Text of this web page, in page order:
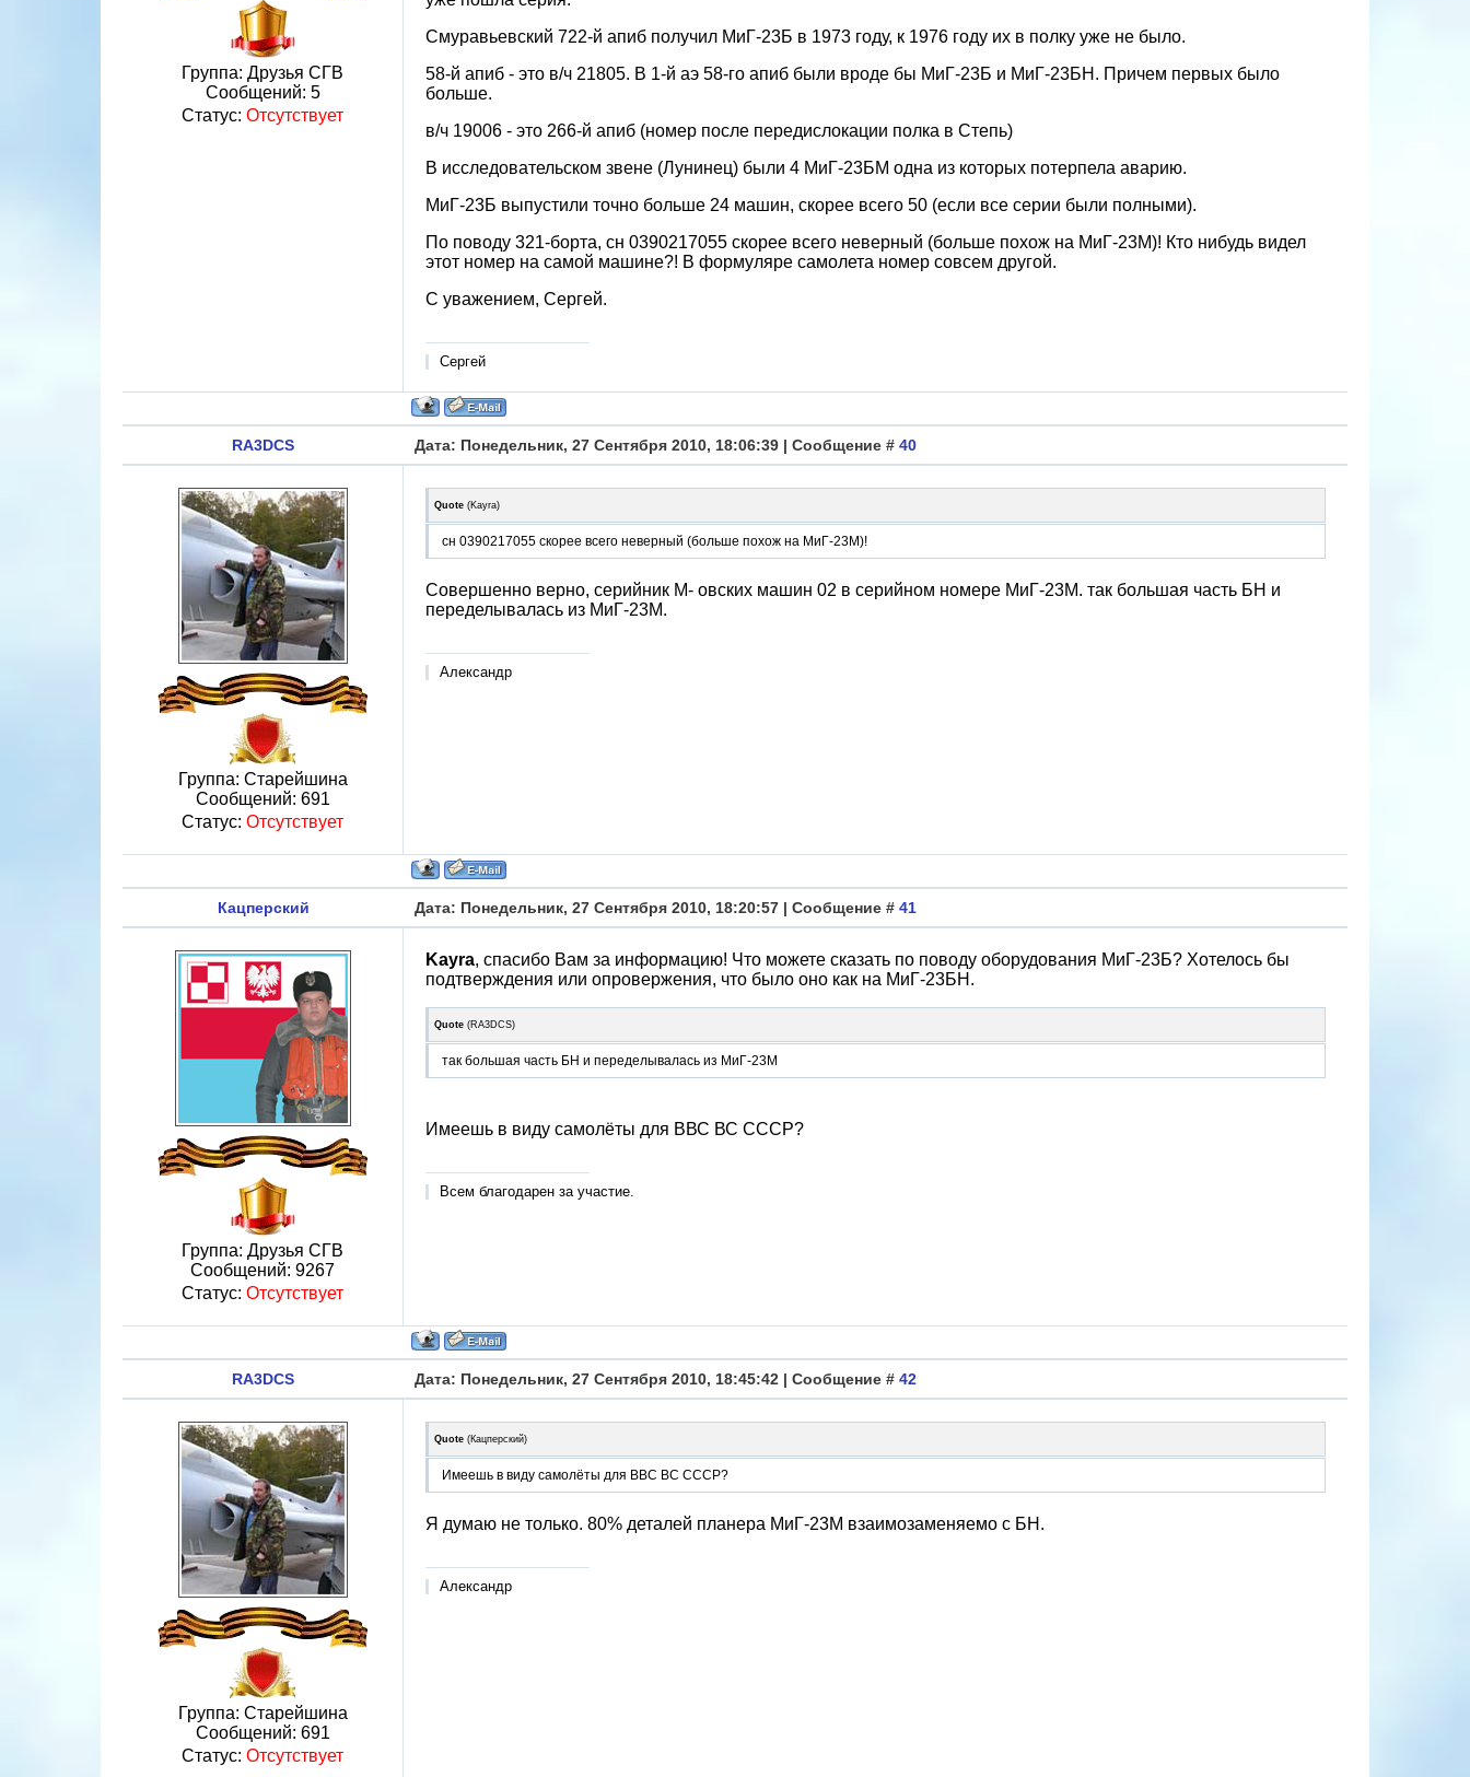
Группа: Друзья СГВ
Сообщений: 5
Статус: Отсутствует
Смуравьевский 722-й апиб получил МиГ-23Б в 1973 году, к 1976 году их в полку уже не было.
58-й апиб - это в/ч 21805. В 1-й аэ 58-го апиб были вроде бы МиГ-23Б и МиГ-23БН. Причем первых было
больше.
в/ч 19006 - это 266-й апиб (номер после передислокации полка в Степь)
В исследовательском звене (Лунинец) были 4 МиГ-23БМ одна из которых потерпела аварию.
МиГ-23Б выпустили точно больше 24 машин, скорее всего 50 (если все серии были полными).
По поводу 321-борта, сн 0390217055 скорее всего неверный (больше похож на МиГ-23М)! Кто нибудь видел
этот номер на самой машине?! В формуляре самолета номер совсем другой.
С уважением, Сергей.
Сергей
RA3DCS Дата: Понедельник, 27 Сентября 2010, 18:06:39 | Сообщение # 40
Группа: Старейшина
Сообщений: 691
Статус: Отсутствует
Quote (Kayra)
сн 0390217055 скорее всего неверный (больше похож на МиГ-23М)!
Совершенно верно, серийник М- овских машин 02 в серийном номере МиГ-23М. так большая часть БН и
переделывалась из МиГ-23М.
Александр
Кацперский Дата: Понедельник, 27 Сентября 2010, 18:20:57 | Сообщение # 41
Группа: Друзья СГВ
Сообщений: 9267
Статус: Отсутствует
Kayra, спасибо Вам за информацию! Что можете сказать по поводу оборудования МиГ-23Б? Хотелось бы
подтверждения или опровержения, что было оно как на МиГ-23БН.
Quote (RA3DCS)
так большая часть БН и переделывалась из МиГ-23М
Имеешь в виду самолёты для ВВС ВС СССР?
Всем благодарен за участие.
RA3DCS Дата: Понедельник, 27 Сентября 2010, 18:45:42 | Сообщение # 42
Группа: Старейшина
Сообщений: 691
Статус: Отсутствует
Quote (Кацперский)
Имеешь в виду самолёты для ВВС ВС СССР?
Я думаю не только. 80% деталей планера МиГ-23М взаимозаменяемо с БН.
Александр